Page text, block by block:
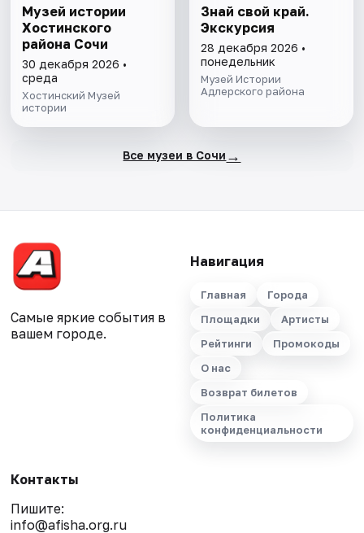
Музей истории
Хостинского
района Сочи
30 декабря 2026 •
среда
Хостинский Музей
истории
Знай свой край.
Экскурсия
28 декабря 2026 •
понедельник
Музей Истории
Адлерского района
Все музеи в Сочи →
Самые яркие события в
вашем городе.
Навигация
Главная
Города
Площадки
Артисты
Рейтинги
Промокоды
О нас
Возврат билетов
Политика
конфиденциальности
Контакты
Пишите:
info@afisha.org.ru